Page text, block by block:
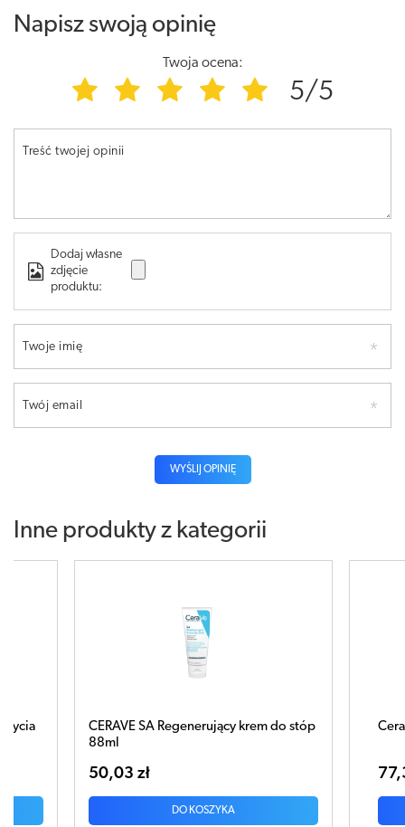
Napisz swoją opinię
Twoja ocena:
5/5
Treść twojej opinii
Dodaj własne
zdjęcie
produktu:
Twoje imię
Twój email
WYŚLIJ OPINIĘ
Inne produkty z kategorii
krem do stóp CeraVe Nawilżająca emulsja 473ml
77,34 zł
DO KOSZYKA